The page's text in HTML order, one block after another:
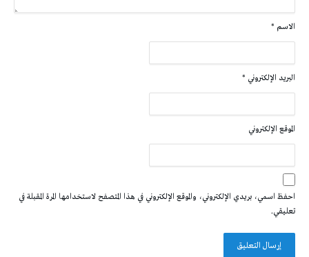
الاسم *
البريد الإلكتروني *
الموقع الإلكتروني
احفظ اسمي، بريدي الإلكتروني، والموقع الإلكتروني في هذا المتصفح لاستخدامها المرة المقبلة في
تعليقي.